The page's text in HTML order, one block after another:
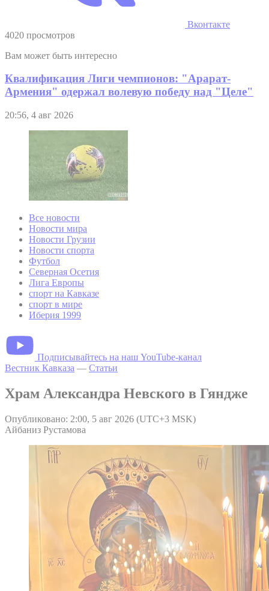
Вконтакте
4020 просмотров
Вам может быть интересно
Квалификация Лиги чемпионов: "Арарат-
Армения" одержал волевую победу над "Целе"
20:56, 4 авг 2026
Все новости
Новости мира
Новости Грузии
Новости спорта
Футбол
Северная Осетия
Лига Европы
спорт на Кавказе
спорт в мире
Иберия 1999
Подписывайтесь на наш YouTube-канал
Вестник Кавказа — Статьи
Храм Александра Невского в Гяндже
Опубликовано: 2:00, 5 авг 2026 (UTC+3 MSK)
Айбаниз Рустамова